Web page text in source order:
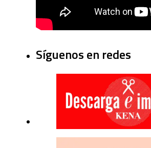
Síguenos en redes